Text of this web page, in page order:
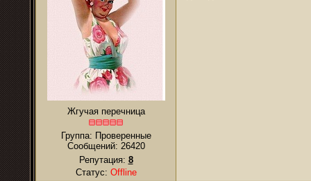
Жгучая перечница
Группа: Проверенные
Сообщений: 26420
Репутация: 8
Статус: Offline